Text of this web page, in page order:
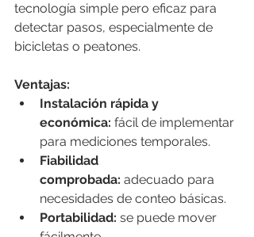
tecnología simple pero eficaz para
detectar pasos, especialmente de
bicicletas o peatones.
Ventajas:
Instalación rápida y
económica: fácil de implementar
para mediciones temporales.
Fiabilidad
comprobada: adecuado para
necesidades de conteo básicas.
Portabilidad: se puede mover